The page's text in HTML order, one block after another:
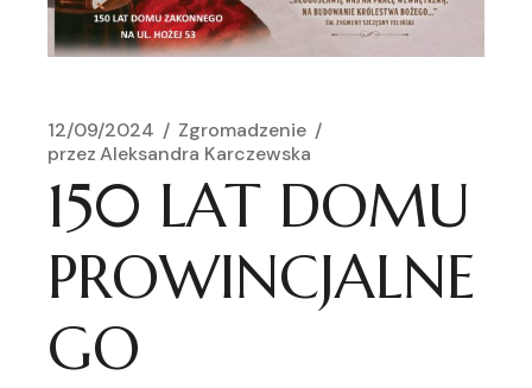
12/09/2024
Zgromadzenie
przez Aleksandra Karczewska
150 LAT DOMU
PROWINCJALNE
GO